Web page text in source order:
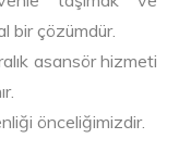
bir çözümdür.
asansör hizmeti
önceliğimizdir.